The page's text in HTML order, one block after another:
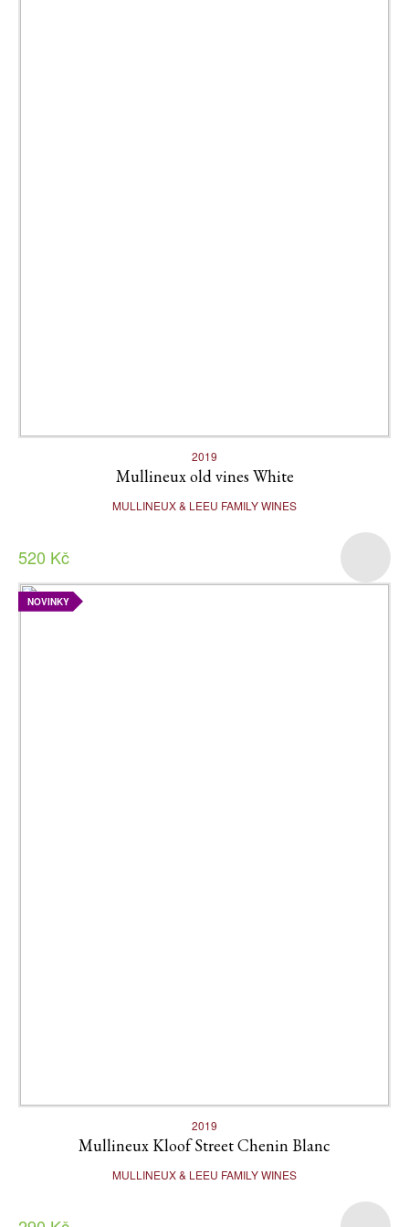
2019
Mullineux old vines White
MULLINEUX & LEEU FAMILY WINES
520 Kč
NOVINKY
2019
Mullineux Kloof Street Chenin Blanc
MULLINEUX & LEEU FAMILY WINES